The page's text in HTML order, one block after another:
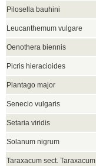
Pilosella bauhini
Leucanthemum vulgare
Oenothera biennis
Picris hieracioides
Plantago major
Senecio vulgaris
Setaria viridis
Solanum nigrum
Taraxacum sect. Taraxacum